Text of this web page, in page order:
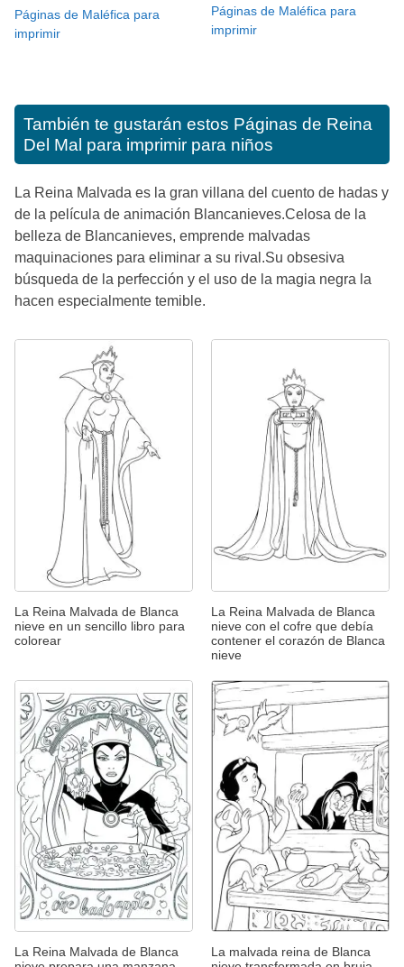
Páginas de Maléfica para
imprimir
Páginas de Maléfica para
imprimir
También te gustarán estos Páginas de Reina
Del Mal para imprimir para niños
La Reina Malvada es la gran villana del cuento de hadas y
de la película de animación Blancanieves.Celosa de la
belleza de Blancanieves, emprende malvadas
maquinaciones para eliminar a su rival.Su obsesiva
búsqueda de la perfección y el uso de la magia negra la
hacen especialmente temible.
La Reina Malvada de Blanca
nieve en un sencillo libro para
colorear
La Reina Malvada de Blanca
nieve con el cofre que debía
contener el corazón de Blanca
nieve
La Reina Malvada de Blanca
La malvada reina de Blanca